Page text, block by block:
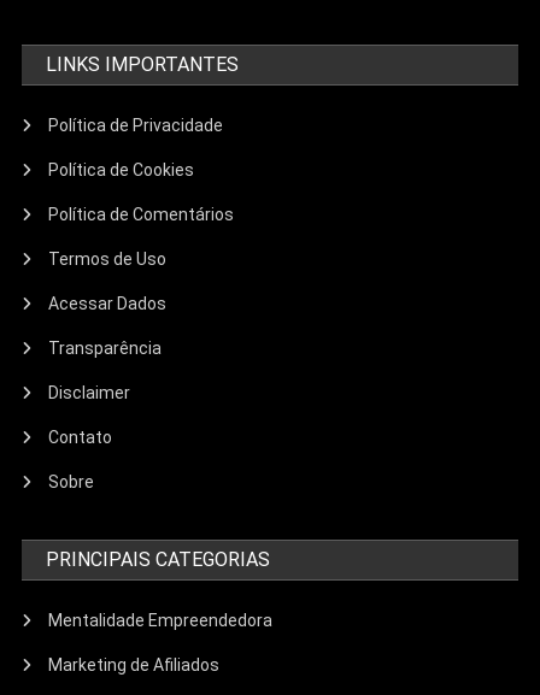
LINKS IMPORTANTES
Política de Privacidade
Política de Cookies
Política de Comentários
Termos de Uso
Acessar Dados
Transparência
Disclaimer
Contato
Sobre
PRINCIPAIS CATEGORIAS
Mentalidade Empreendedora
Marketing de Afiliados